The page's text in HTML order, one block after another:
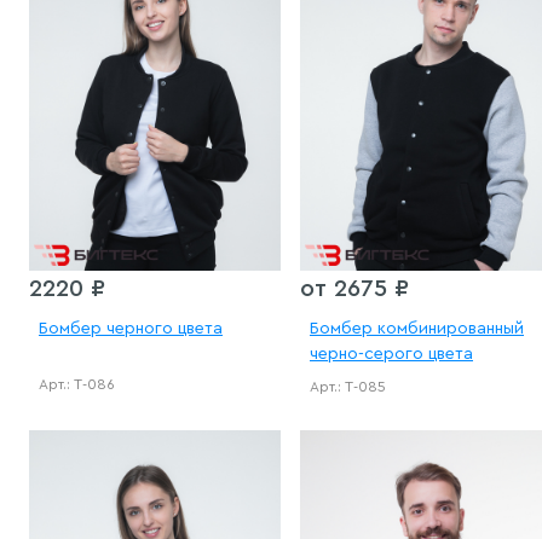
2220 ₽
Бомбер черного цвета
Арт.: Т-086
от 2675 ₽
Бомбер комбинированный
черно-серого цвета
Арт.: Т-085